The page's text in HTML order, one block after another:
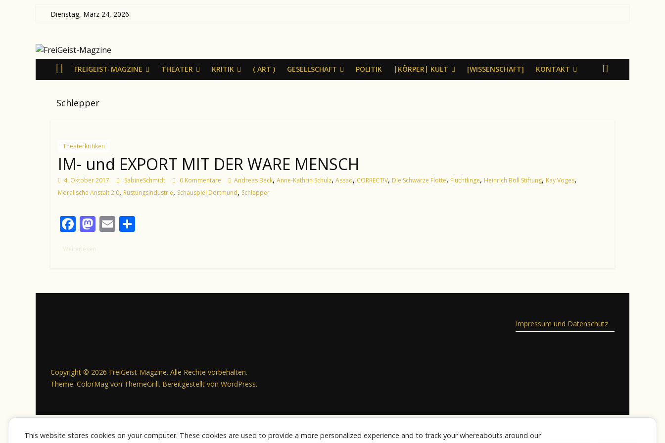
ZumDienstag, März 24, 2026
FreiGeist-
Magzine
News
Politik
FREIGEIST-MAGZINE THEATER KRITIK ( ART ) GESELLSCHAFT POLITIK |KÖRPER| KULT [WISSENSCHAFT] KONTAKT
Schlepper
Theaterkritiken
IM- und EXPORT MIT DER WARE MENSCH
4. Oktober 2017 SabineSchmidt 0 Kommentare Andreas Beck, Anne-Kathrin Schulz, Assad, CORRECT!V, Die Schwarze Flotte, Flüchtlinge, Heinrich Böll Stiftung, Kay Voges,
Moralische Anstalt 2.0, Rüstungsindustrie, Schauspiel Dortmund, Schlepper
F
e
M E
Weiterlesen
Impressum und Datenschutz
Copyright © 2026 FreiGeist-Magzine. Alle Rechte vorbehalten.
Theme: ColorMag von ThemeGrill. Bereitgestellt von WordPress.
This website stores cookies on your computer. These cookies are used to provide a more personalized experience and to track your whereabouts around our